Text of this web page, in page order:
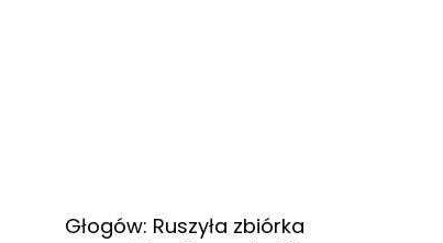
Głogów: Ruszyła zbiórka